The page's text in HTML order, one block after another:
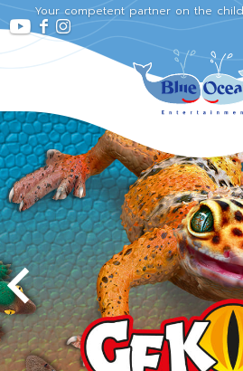
Your competent partner on the